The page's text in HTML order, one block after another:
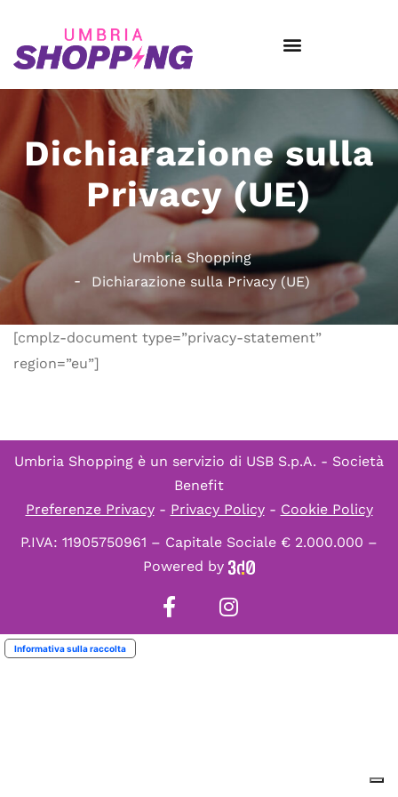
Dichiarazione sulla
Privacy (UE)
Umbria Shopping
Dichiarazione sulla Privacy (UE)
[cmplz-document type=”privacy-statement”
region=”eu”]
Umbria Shopping è un servizio di USB S.p.A. - Società
Benefit
Preferenze Privacy- Privacy Policy- Cookie Policy
P.IVA: 11905750961 – Capitale Sociale € 2.000.000 –
Powered by
Informativa sulla raccolta